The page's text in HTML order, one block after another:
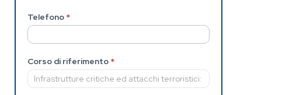
Telefono *
Corso di riferimento *